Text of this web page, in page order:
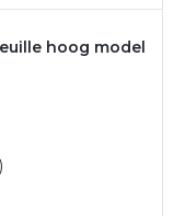
hoog model